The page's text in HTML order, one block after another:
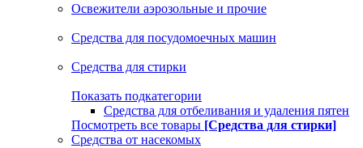
Освежители аэрозольные и прочие
Средства для посудомоечных машин
Средства для стирки
Показать подкатегории
Средства для отбеливания и удаления пятен
Посмотреть все товары [Средства для стирки]
Средства от насекомых